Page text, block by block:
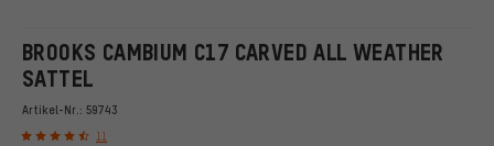
BROOKS CAMBIUM C17 CARVED ALL WEATHER
SATTEL
Artikel-Nr.: 59743
11